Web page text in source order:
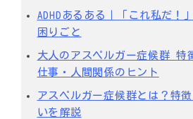
ADHDあるある｜「これ私だ！
困りごと
大人のアスペルガー症候群 特
仕事・人間関係のヒント
アスペルガー症候群とは？特
いを解説